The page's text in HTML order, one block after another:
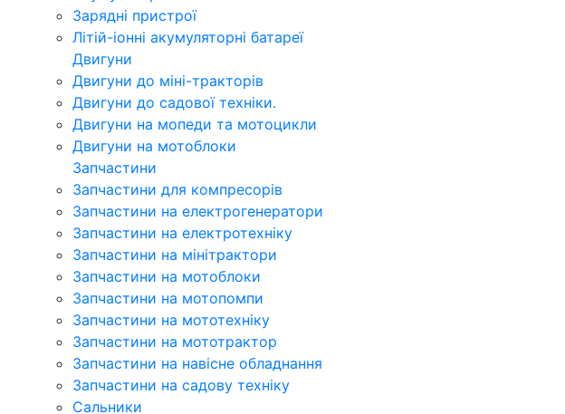
Зарядні пристрої
Літій-іонні акумуляторні батареї
Двигуни
Двигуни до міні-тракторів
Двигуни до садової техніки.
Двигуни на мопеди та мотоцикли
Двигуни на мотоблоки
Запчастини
Запчастини для компресорів
Запчастини на електрогенератори
Запчастини на електротехніку
Запчастини на мінітрактори
Запчастини на мотоблоки
Запчастини на мотопомпи
Запчастини на мототехніку
Запчастини на мототрактор
Запчастини на навісне обладнання
Запчастини на садову техніку
Сальники